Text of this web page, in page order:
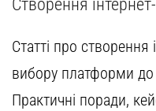
Створення
Статті про створення
вибору платформи до
Практичні поради,